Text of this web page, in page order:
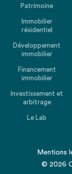
Patrimoine
Immobilier
résidentiel
Développement
immobilier
Financement
immobilier
Investissement et
arbitrage
Le Lab
Mentions
© 2026